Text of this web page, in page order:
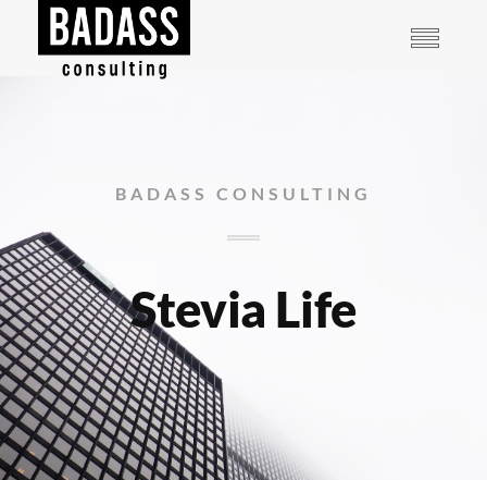
BADASS CONSULTING
Stevia Life